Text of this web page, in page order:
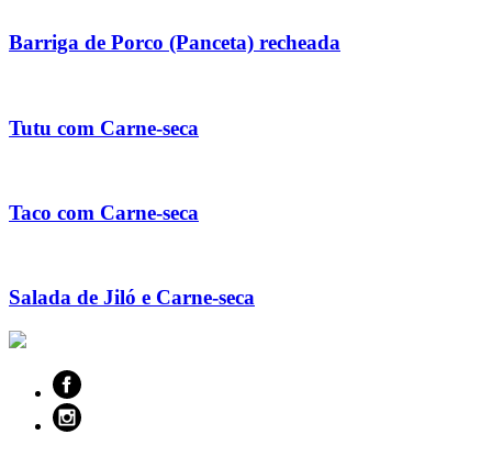
Barriga de Porco (Panceta) recheada
Tutu com Carne-seca
Taco com Carne-seca
Salada de Jiló e Carne-seca